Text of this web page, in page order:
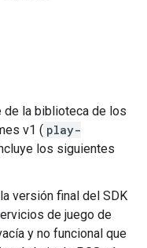
de la biblioteca de los
v1 ( play-
los siguientes
versión final del SDK
de juego de
y no funcional que